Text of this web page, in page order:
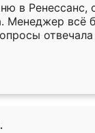
в Ренессанс,
Менеджер всё
отвечала
в субботу,